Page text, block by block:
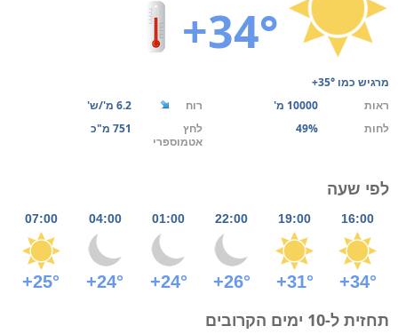
+34°
מרגיש כמו +35°
ראות
10000 מ' רוח
6.2 מ'/ש'
לחות
49%
לחץ
אטמוספרי
751 מ"כ
לפי שעה
16:00
19:00
22:00
01:00
04:00
07:00
+34°
+31°
+26°
+24°
+24°
+25°
תחזית ל-10 ימים הקרובים